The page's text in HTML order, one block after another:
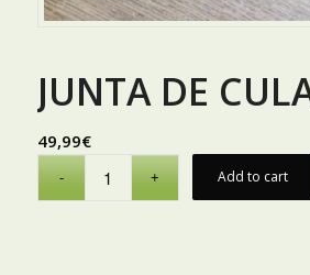
JUNTA DE
49,99€
Add to cart